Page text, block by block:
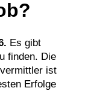
Es gibt
finden. Die
ist
Erfolge